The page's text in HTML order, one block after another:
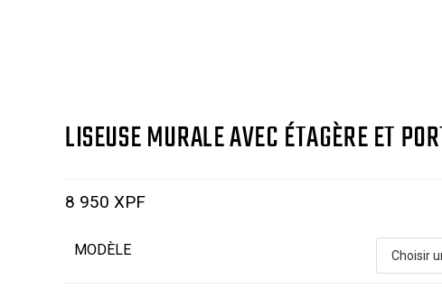
LISEUSE MURALE AVEC ÉTAGÈRE ET
8 950 XPF
MODÈLE